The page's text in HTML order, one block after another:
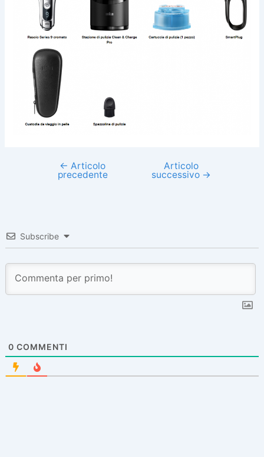
Navigazione
articoli
← Articolo
precedente
Articolo
successivo →
Subscribe
0 COMMENTI